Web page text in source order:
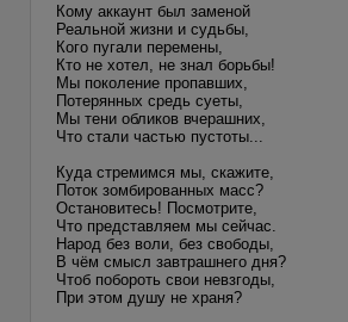
Кому аккаунт был заменой
Реальной жизни и судьбы,
Кого пугали перемены,
Кто не хотел, не знал борьбы!
Мы поколение пропавших,
Потерянных средь суеты,
Мы тени обликов вчерашних,
Что стали частью пустоты...
Куда стремимся мы, скажите,
Поток зомбированных масс?
Остановитесь! Посмотрите,
Что представляем мы сейчас.
Народ без воли, без свободы,
В чём смысл завтрашнего дня?
Чтоб побороть свои невзгоды,
При этом душу не храня?